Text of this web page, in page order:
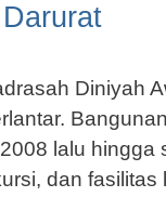
Diniyah
lalu hingga
dan fasilitas